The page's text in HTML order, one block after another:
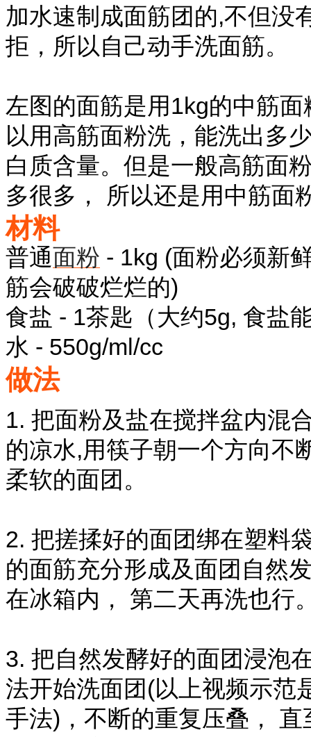
加水速制成面筋团的,不但没
拒，所以自己动手洗面筋。
左图的面筋是用1kg的中筋
以用高筋面粉洗，能洗出多
白质含量。但是一般高筋面
多很多， 所以还是用中筋面
材料
普通面粉 - 1kg (面粉必须新
筋会破破烂烂的)
食盐 - 1茶匙（大约5g, 食盐
水 - 550g/ml/cc
做法
1. 把面粉及盐在搅拌盆内混
的凉水,用筷子朝一个方向不
柔软的面团。
2. 把搓揉好的面团绑在塑料
的面筋充分形成及面团自然
在冰箱内， 第二天再洗也行
3. 把自然发酵好的面团浸泡
法开始洗面团(以上视频示范
手法)，不断的重复压叠，